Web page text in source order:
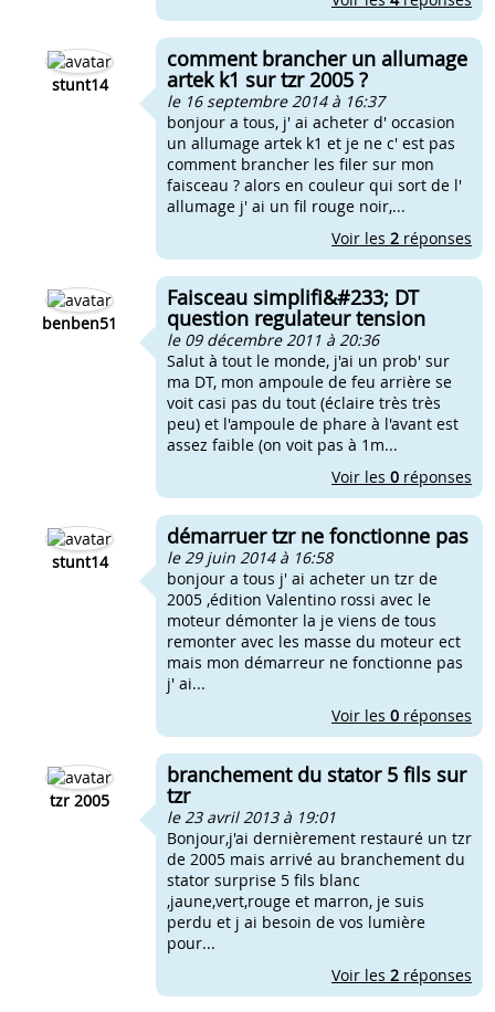
stunt14
comment brancher un allumage
artek k1 sur tzr 2005 ?
le 16 septembre 2014 à 16:37
bonjour a tous, j' ai acheter d' occasion
un allumage artek k1 et je ne c' est pas
comment brancher les filer sur mon
faisceau ? alors en couleur qui sort de l'
allumage j' ai un fil rouge noir,...
Voir les 2 réponses
benben51
Faisceau simplifi&#233; DT
question regulateur tension
le 09 décembre 2011 à 20:36
Salut à tout le monde, j'ai un prob' sur
ma DT, mon ampoule de feu arrière se
voit casi pas du tout (éclaire très très
peu) et l'ampoule de phare à l'avant est
assez faible (on voit pas à 1m...
Voir les 0 réponses
stunt14
démarruer tzr ne fonctionne pas
le 29 juin 2014 à 16:58
bonjour a tous j' ai acheter un tzr de
2005 ,édition Valentino rossi avec le
moteur démonter la je viens de tous
remonter avec les masse du moteur ect
mais mon démarreur ne fonctionne pas
j' ai...
Voir les 0 réponses
tzr 2005
branchement du stator 5 fils sur
tzr
le 23 avril 2013 à 19:01
Bonjour,j'ai dernièrement restauré un tzr
de 2005 mais arrivé au branchement du
stator surprise 5 fils blanc
,jaune,vert,rouge et marron, je suis
perdu et j ai besoin de vos lumière
pour...
Voir les 2 réponses